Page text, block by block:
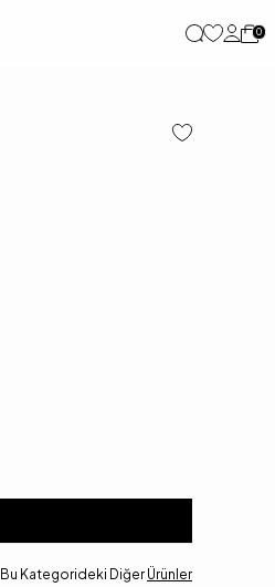
0
Bu Kategorideki Diğer Ürünler